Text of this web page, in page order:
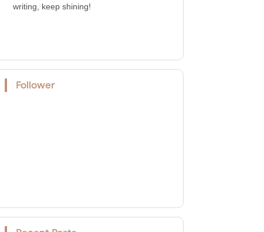
writing, keep shining!
Follower